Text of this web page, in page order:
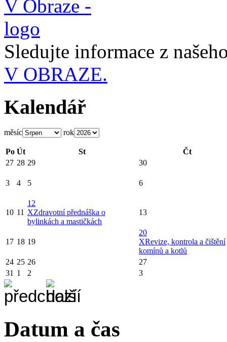
Sledujte informace z
V OBRAZE.
Kalendář
měsíc rok
Po Út St
Čt
27 28 29 30
3 4 5 6
10 11
12
XZdravotní přednáška o
bylinkách a mastičkách
13
17 18 19
20
XRevize, kontrola a čištění
komínů a kotlů
24 25 26
27
31 1 2 3
Datum a čas